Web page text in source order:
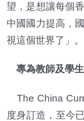
望，是想讓每個
中國國力提高，
視這個世界了」。
專為教師及學
The China
度身訂造，至今